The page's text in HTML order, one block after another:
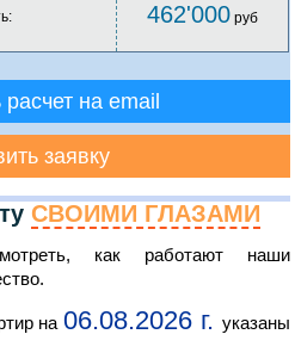
462'000 руб
на email
заявку
СВОИМИ ГЛАЗАМИ
как работают наши
на06.08.2026 г. указаны